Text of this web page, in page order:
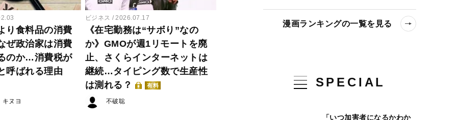
り食料品の消費
ぜ政治家は消費
のか…消費税が
呼ばれる理由
キヌヨ
ビジネス 2026.07.17
《在宅勤務は“サボり”なの
か》GMOが週1リモートを廃
止、さくらインターネットは
継続…タイピング数で生産性
は測れる？
有料
不破聡
漫画ランキングの一覧を見る
SPECIAL
「いつ加害者になるかわか